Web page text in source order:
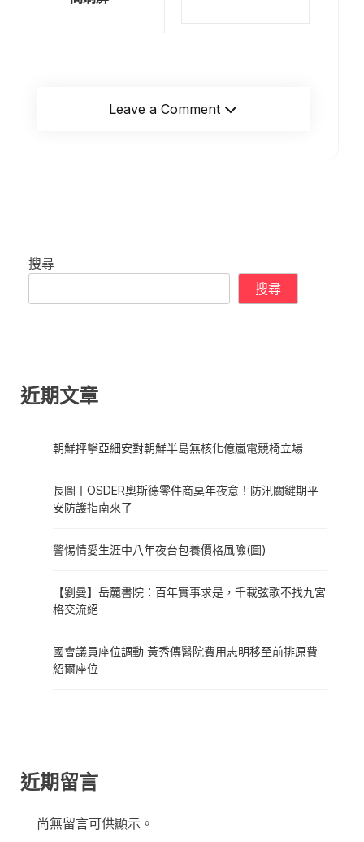
Leave a Comment
搜尋
搜尋
近期文章
朝鮮抨擊亞細安對朝鮮半島無核化億嵐電競椅立場
長圖丨OSDER奧斯德零件商莫年夜意！防汛關鍵期平
安防護指南來了
警惕情愛生涯中八年夜台包養價格風險(圖)
【劉曼】岳麓書院：百年實事求是，千載弦歌不找九宮
格交流絕
國會議員座位調動 黃秀傳醫院費用志明移至前排原費
紹爾座位
近期留言
尚無留言可供顯示。